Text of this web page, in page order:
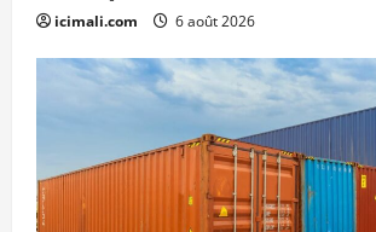
icimali.com 6 août 2026